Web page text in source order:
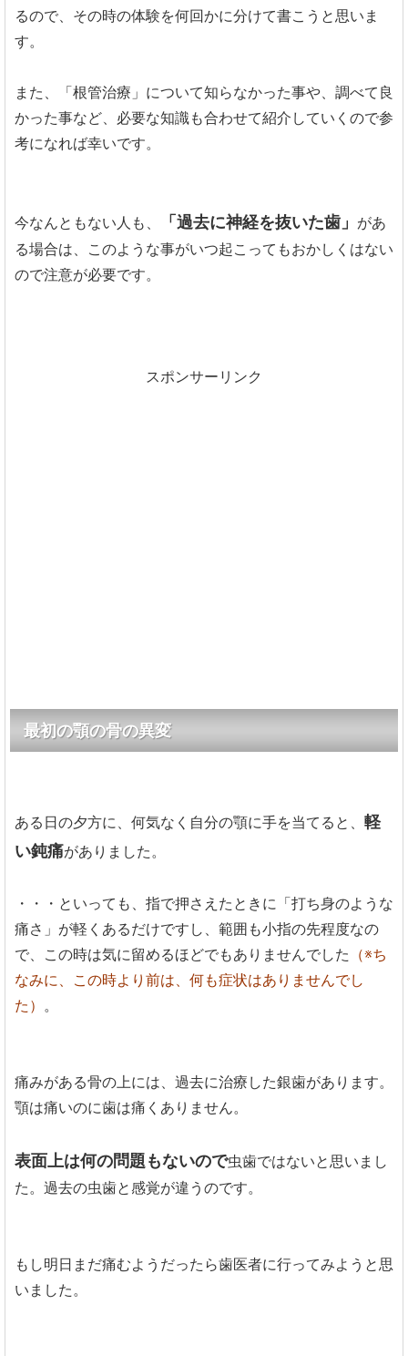
るので、その時の体験を何回かに分けて書こうと思いま
す。
また、「根管治療」について知らなかった事や、調べて良
かった事など、必要な知識も合わせて紹介していくので参
考になれば幸いです。
今なんともない人も、 「過去に神経を抜いた歯」 があ
る場合は、このような事がいつ起こってもおかしくはない
ので注意が必要です。
スポンサーリンク
最初の顎の骨の異変
ある日の夕方に、何気なく自分の顎に手を当てると、 軽
い鈍痛がありました。
・・・といっても、指で押さえたときに「打ち身のような
痛さ」が軽くあるだけですし、範囲も小指の先程度なの
で、この時は気に留めるほどでもありませんでした
（※ち
なみに、この時より前は、何も症状はありませんでし
た）
。
痛みがある骨の上には、過去に治療した銀歯があります。
顎は痛いのに歯は痛くありません。
表面上は何の問題もないので虫歯ではないと思いまし
た。過去の虫歯と感覚が違うのです。
もし明日まだ痛むようだったら歯医者に行ってみようと思
いました。